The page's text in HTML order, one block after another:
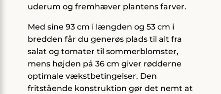
uderum og fremhæver plantens farver.
Med sine 93 cm i længden og 53 cm i
bredden får du generøs plads til alt fra
salat og tomater til sommerblomster,
mens højden på 36 cm giver rødderne
optimale vækstbetingelser. Den
fritstående konstruktion gør det nemt at